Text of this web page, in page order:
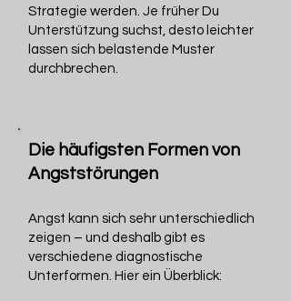
Strategie werden. Je früher Du
Unterstützung suchst, desto leichter
lassen sich belastende Muster
durchbrechen.
Die häufigsten Formen von
Angststörungen
Angst kann sich sehr unterschiedlich
zeigen – und deshalb gibt es
verschiedene diagnostische
Unterformen. Hier ein Überblick: